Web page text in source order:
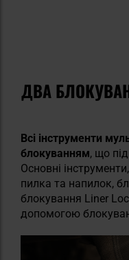
ДВА
Всі інструменти
блокуванням, що
Основні
пилка та напилок,
блокування Liner
допомогою